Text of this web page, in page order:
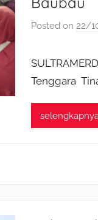
Posted on 22/
Tenggara
selengkapnya